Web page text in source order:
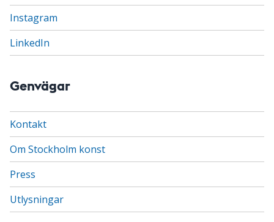
Instagram
LinkedIn
Genvägar
Kontakt
Om Stockholm konst
Press
Utlysningar